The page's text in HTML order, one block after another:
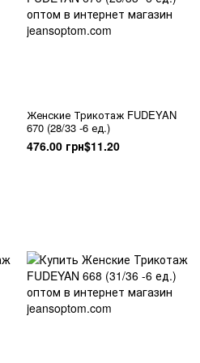
Женские Трикотаж FUDEYAN
670 (28/33 -6 ед.)
476.00 грн$11.20